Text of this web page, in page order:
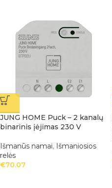
JUNG HOME Puck – 2 kanalų
binarinis įėjimas 230 V
Išmanūs namai, Išmaniosios
relės
€70.07